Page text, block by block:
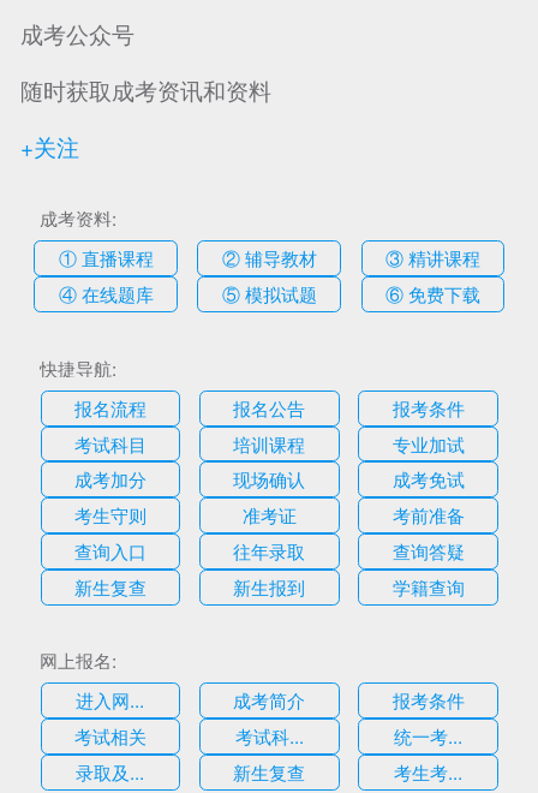
成考公众号
随时获取成考资讯和资料
+关注
成考资料:
① 直播课程
② 辅导教材
③ 精讲课程
④ 在线题库
⑤ 模拟试题 ⑥ 免费下载
快捷导航:
报名流程
报名公告
报考条件
考试科目
培训课程
专业加试
成考加分
现场确认
成考免试
考生守则
准考证
考前准备
查询入口
往年录取
查询答疑
新生复查
新生报到 学籍查询
网上报名:
进入网...
成考简介
报考条件
考试相关
考试科...
统一考...
录取及...
新生复查 考生考...